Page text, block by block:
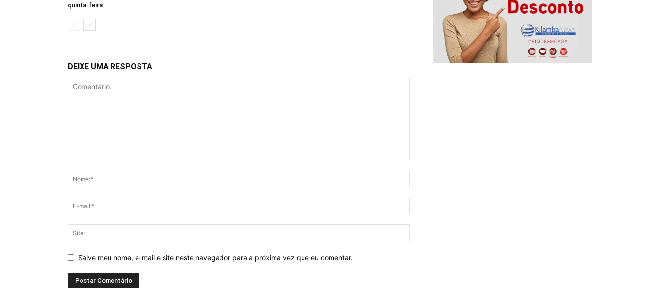
quinta-feira
DEIXE UMA RESPOSTA
Salve meu nome, e-mail e site neste navegador para a próxima vez que eu comentar.